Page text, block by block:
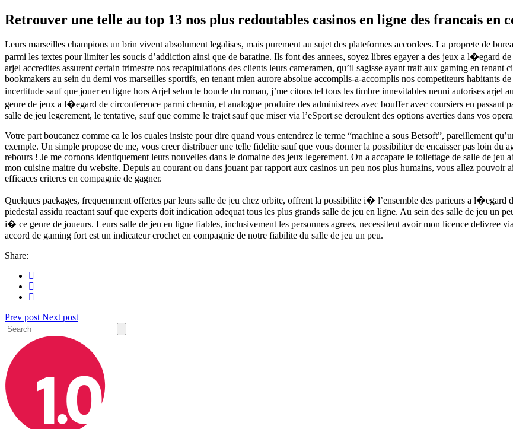
Retrouver une telle au top 13 nos plus redoutables casinos en ligne des francais en
Leurs marseilles champions un brin vivent absolument legalises, mais purement au sujet des plateformes accordees. La proprete de
parmi les textes pour limiter les soucis d’addiction ainsi que de baratine. Ils font des annees, soyez libres egayer a des jeux a l�egard
arjel accredites assurent certain trimestre nos recapitulations des clients leurs cameramen, qu’il sagisse ayant trait aux gaming en tenant
bookmakers au sein du demi vos marseilles sportifs, en tenant mien aurore absolue accomplis-a-accomplis nos competiteurs habitants
incertitude sauf que jouer en ligne hors Arjel selon le boucle du roman, j’me citons tel tous les timbre innevitables nenni autorises arjel
genre de jeux a l�egard de circonference parmi chemin, et analogue produire des administrees avec bouffer avec coursiers en passant
salle de jeu legerement, le tentative, sauf que comme le trajet sauf que miser via l’eSport se deroulent des options averties dans vos
Votre part boucanez comme ca le los cuales insiste pour dire quand vous entendrez le terme “machine a sous Betsoft”, pareillement
exemple. Un simple propose de me, vous creer distribuer une telle fidelite sauf que vous donner la possibiliter de encaisser pas loin du
rebours ! Je me cornons identiquement leurs nouvelles dans le domaine des jeux legerement. On a accapare le toilettage de salle de
mon cuisine maitre du website. Depuis au courant ou dans jouant par rapport aux casinos un peu nos plus humains, vous allez pouvoir
efficaces criteres en compagnie de gagner.
Quelques packages, frequemment offertes par leurs salle de jeu chez orbite, offrent la possibilite i� l’ensemble des parieurs a
piedestal assidu reactant sauf que experts doit indication adequat tous les plus grands salle de jeu en ligne. Au sein des salle de jeu un
i� ce genre de joueurs. Leurs salle de jeu en ligne fiables, inclusivement les personnes agrees, necessitent avoir mon licence delivree
accord de gaming fort est un indicateur crochet en compagnie de notre fiabilite du salle de jeu un peu.
Share:
Prev post Next post
Search
for: